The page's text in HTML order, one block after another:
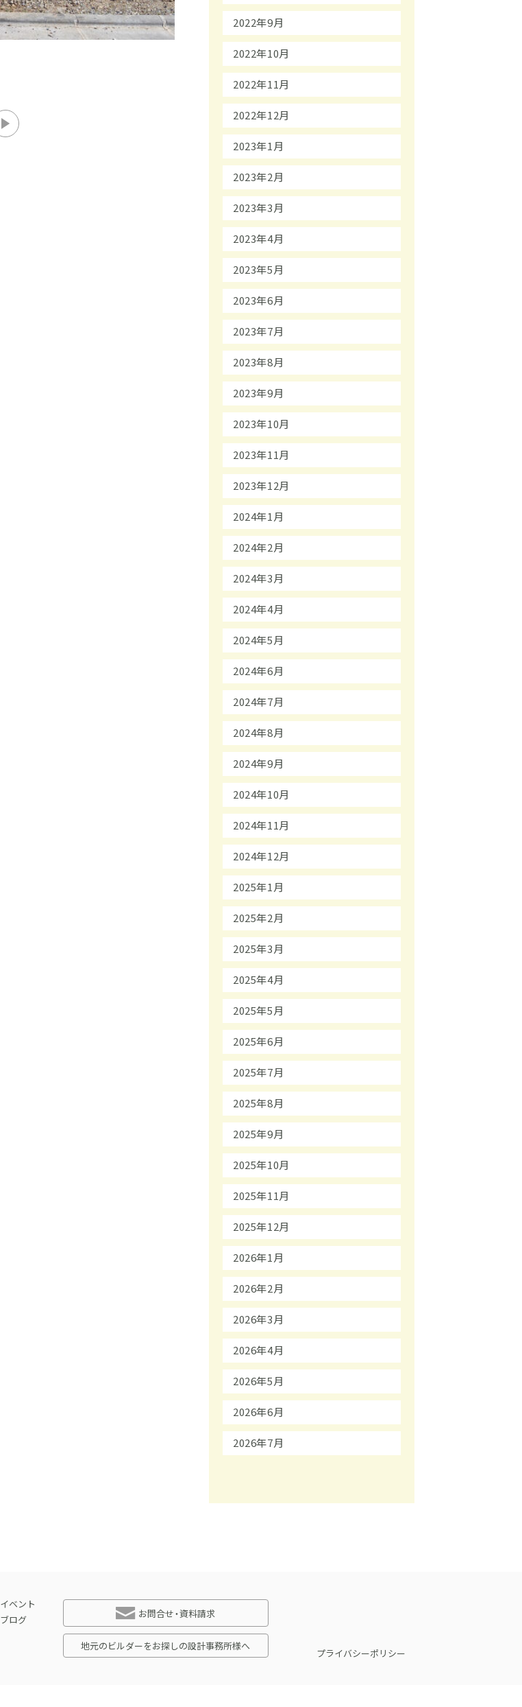
2022年9月
2022年10月
2022年11月
2022年12月
2023年1月
2023年2月
2023年3月
2023年4月
2023年5月
2023年6月
2023年7月
2023年8月
2023年9月
2023年10月
2023年11月
2023年12月
2024年1月
2024年2月
2024年3月
2024年4月
2024年5月
2024年6月
2024年7月
2024年8月
2024年9月
2024年10月
2024年11月
2024年12月
2025年1月
2025年2月
2025年3月
2025年4月
2025年5月
2025年6月
2025年7月
2025年8月
2025年9月
2025年10月
2025年11月
2025年12月
2026年1月
2026年2月
2026年3月
2026年4月
2026年5月
2026年6月
2026年7月
イベント
ブログ
お問合せ・資料請求
地元のビルダーをお探しの設計事務所様へ
プライバシーポリシー